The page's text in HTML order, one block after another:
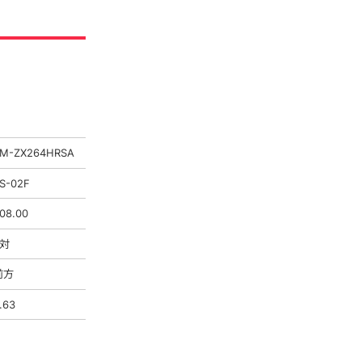
ZX264HRSA
02F
方